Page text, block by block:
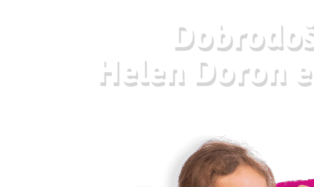
Helen Doron